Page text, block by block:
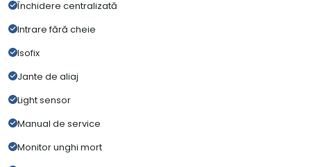
Închidere centralizată
Intrare fără cheie
Isofix
Jante de aliaj
Light sensor
Manual de service
Monitor unghi mort